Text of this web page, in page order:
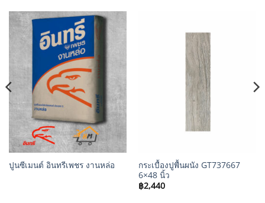
ปูนซีเมนต์ อินทรีเพชร งานหล่อ
กระเบื้องปูพื้นผนัง GT737667
6×48 นิ้ว
฿2,440